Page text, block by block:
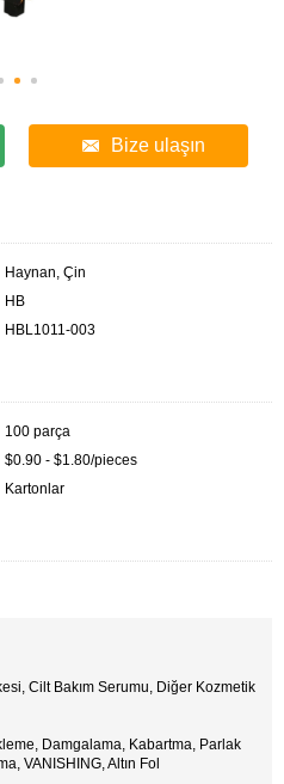
Bize ulaşın
Haynan, Çin
HB
HBL1011-003
100 parça
$0.90 - $1.80/pieces
Kartonlar
Cilt Bakım Serumu, Diğer Kozmetik
Damgalama, Kabartma, Parlak
VANISHING, Altın Fol